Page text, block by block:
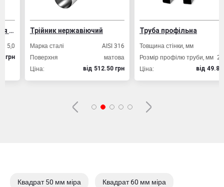
Трійник нержавіючий
Марка сталі
AISI 316
Поверхня
матова
Ціна:
вiд 512.50 грн
Труба профільна
Товщина стінки, мм
Розмір профілю труби, мм
20х20
вiд 49.80 грн
Квадрат 50 мм міра Квадрат 60 мм міра